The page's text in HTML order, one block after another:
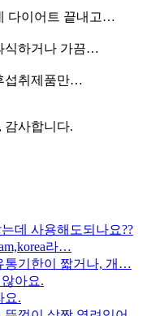
다이어트 끝내고…
식하거나 가끔…
섭취제품만…
감사합니다.
데 사용해도되나요??
라…
통기한이 짧거나, 개…
아요.
요.